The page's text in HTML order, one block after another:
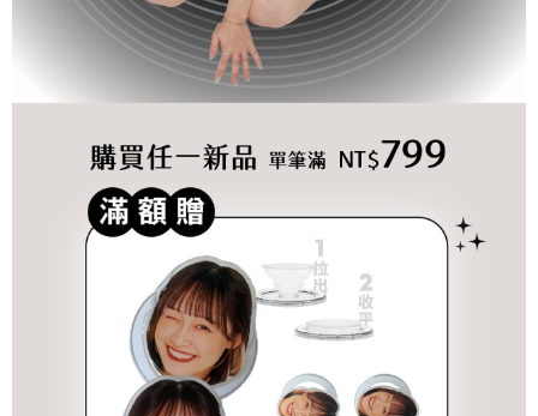
【注意事項】
１．透過由恩沛科技股份有限公司提供之「AFTEE先享後付」服務完成之交
易，需依本服務之必要範圍內提供個人資料，並將交易相關給付款項請求債
權轉讓予恩沛科技股份有限公司。
２．關於個人資料處理事宜，請瀏覽以下網址：
３．未成年的使用者請事先徵得法定代理人或監護人之同意方可使用
「AFTEE先享後付」，若未經同意申辦者引起之損失，本公司不負相關責
４．使用「AFTEE先享後付」時，將依據個別帳號之用戶狀況，依本公司即
時審查核予不同之上限額度；若仍有額度不足之情形，本公司將視審查結果
請求用戶進行身份認證。
５．嚴禁一人註冊多個帳號或使用他人資訊註冊。若發現惡意使用之情形，
恩沛科技股份有限公司將有權停止該用戶之使用額度並採取法律行動。
為了避免耽誤您寶貴的收件時間，建議採用宅配方式配送商品。
每筆NT$80，滿NT$1,500(含以上)免運費
EZPost 中華郵政 (*Maximum item weight: 2kg.)